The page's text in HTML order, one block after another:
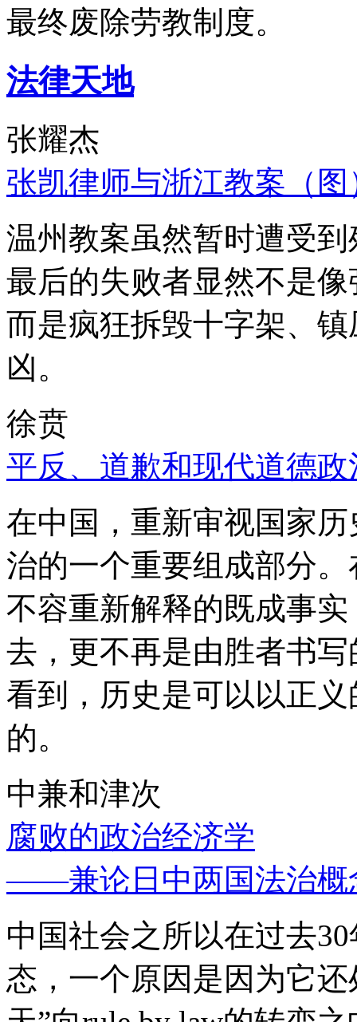
最终废除劳教制度。
法律天地
张耀杰
张凯律师与浙江教案（图
温州教案虽然暂时遭受
最后的失败者显然不是
而是疯狂拆毁十字架、
凶。
徐贲
平反、道歉和现代道德政
在中国，重新审视国家
治的一个重要组成部分
不容重新解释的既成事
去，更不再是由胜者书
看到，历史是可以以正
的。
中兼和津次
腐败的政治经济学
——兼论日中两国法治概
中国社会之所以在过去
态，一个原因是因为它